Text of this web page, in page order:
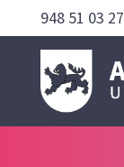
948 51 03 27